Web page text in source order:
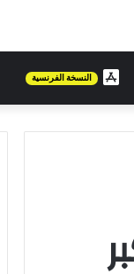
FRالنسخة الفرنسية